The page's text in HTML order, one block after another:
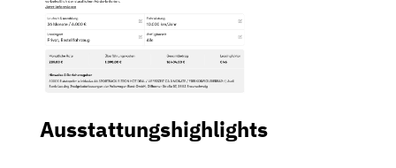
Ausstattungshighlights